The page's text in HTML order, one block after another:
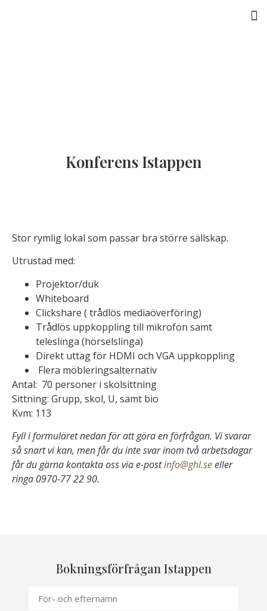
Konferens Istappen
Stor rymlig lokal som passar bra större sällskap.
Utrustad med:
Projektor/duk
Whiteboard
Clickshare ( trådlös mediaöverföring)
Trådlös uppkoppling till mikrofon samt
teleslinga (hörselslinga)
Direkt uttag för HDMI och VGA uppkoppling
Flera möbleringsalternativ
Antal: 70 personer i skolsittning
Sittning: Grupp, skol, U, samt bio
Kvm: 113
Fyll i formuläret nedan för att göra en förfrågan. Vi svarar
så snart vi kan, men får du inte svar inom två arbetsdagar
får du gärna kontakta oss via e-postinfo@ghl.seeller
ringa 0970-77 22 90.
Bokningsförfrågan Istappen